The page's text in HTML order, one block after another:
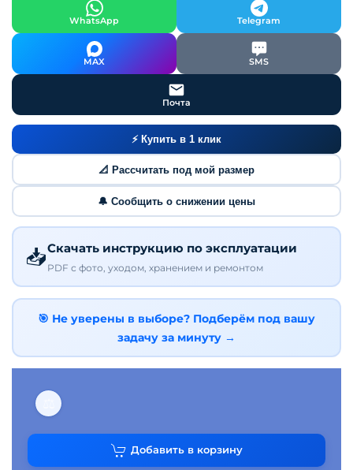
WhatsApp Telegram
MAX SMS
Почта
⚡ Купить в 1 клик
📐 Рассчитать под мой размер
🔔 Сообщить о снижении цены
📥Скачать инструкцию по эксплуатации
PDF с фото, уходом, хранением и ремонтом
🎯 Не уверены в выборе? Подберём под вашу
задачу за минуту →
Добавить в корзину